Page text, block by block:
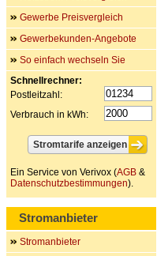
Gewerbe Preisvergleich
Gewerbekunden-Angebote
So einfach wechseln Sie
Schnellrechner:
Postleitzahl:
Verbrauch in kWh:
Ein Service von Verivox (AGB &
Datenschutzbestimmungen).
Stromanbieter
Stromanbieter